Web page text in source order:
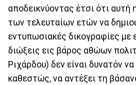
αποδεικνύοντας έτσι ότι αυτή
των τελευταίων ετών να
εντυπωσιακές δικογραφίες με
διώξεις εις βάρος αθώων
Ριχάρδου) δεν είναι δυνατόν
καθεστώς, να αντέξει τη